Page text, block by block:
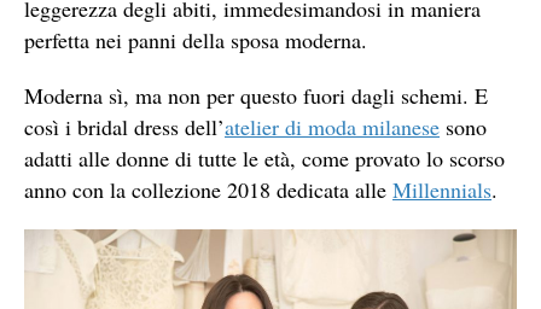
leggerezza degli abiti, immedesimandosi in maniera
perfetta nei panni della sposa moderna.
Moderna sì, ma non per questo fuori dagli schemi. E
così i bridal dress dell’atelier di moda milanese sono
adatti alle donne di tutte le età, come provato lo scorso
anno con la collezione 2018 dedicata alle Millennials.